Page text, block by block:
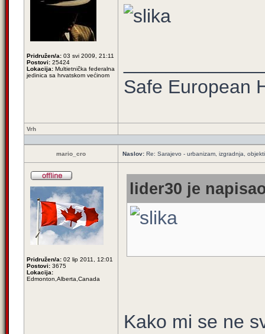
Pridružen/a: 03 svi 2009, 21:11
Postovi: 25424
Lokacija: Multietnička federalna
jedinica sa hrvatskom većinom
Safe European
Vrh
mario_cro Naslov: Re: Sarajevo - urbanizam, izgradnja,
Pridružen/a: 02 lip 2011, 12:01
Postovi: 3675
Lokacija:
Edmonton,Alberta,Canada
lider30 je
Kako mi se ne